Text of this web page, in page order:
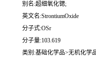
别名:超细氧化锶;
英文名:StrontiumOxide
分子式:OSr
分子量:103.619
类别:基础化学品>无机化学